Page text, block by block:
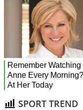
SPORT TREND